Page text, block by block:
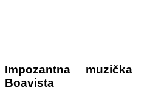
Impozantna
Boavista